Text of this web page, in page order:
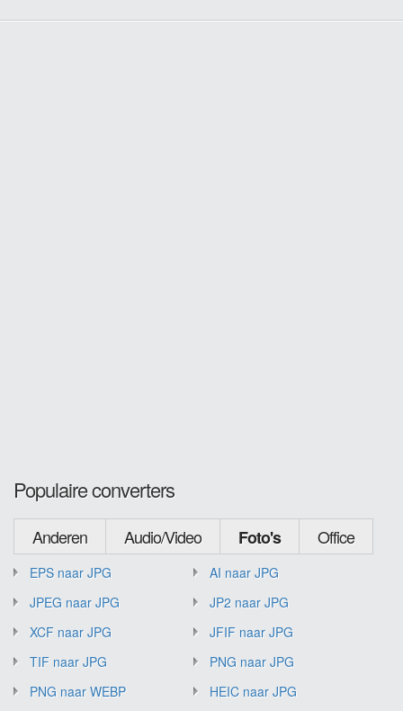
Populaire converters
Anderen Audio/Video Foto's Office
EPS naar JPG
AI naar JPG
JPEG naar JPG
JP2 naar JPG
XCF naar JPG
JFIF naar JPG
TIF naar JPG
PNG naar JPG
PNG naar WEBP
HEIC naar JPG